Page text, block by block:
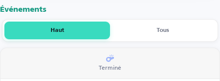
Événements
Haut Tous
Terminé